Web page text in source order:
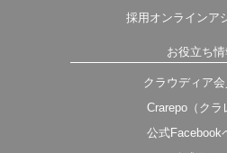
採用オンラインア
お役立ち情
クラウディア
Crarepo（クラ
公式Facebook